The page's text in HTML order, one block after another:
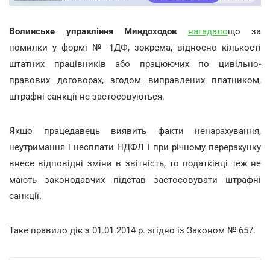
Волинське управління Миндоходов нагадалощо за
помилки у формі № 1ДФ, зокрема, відносно кількості
штатних працівників або працюючих по цивільно-
правових договорах, згодом виправлених платником,
штрафні санкції не застосовуються.
Якщо працедавець виявить факти ненарахування,
неутримання і несплати НДФЛ і при річному перерахунку
внесе відповідні зміни в звітність, то податківці теж не
мають законодавчих підстав застосовувати штрафні
санкції.
Таке правило діє з 01.01.2014 р. згідно із Законом № 657.